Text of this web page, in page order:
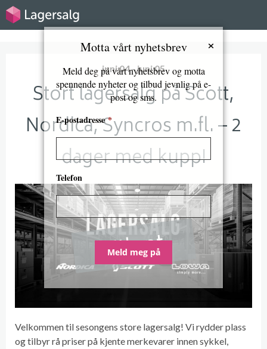
juni 04 - juni 05
Stort lagersalg på Scott,
Nordica, Syncros m.fl. – 2
dager med kupp!
Utløpt
Velkommen til sesongens store lagersalg! Vi rydder plass
og tilbyr rå priser på kjente merkevarer innen sykkel,
×
Motta vårt nyhetsbrev
Meld deg på vårt nyhetsbrev og motta
spennende nyheter og tilbud jevnlig på e-
post og sms.
E-postadresse*
Telefon